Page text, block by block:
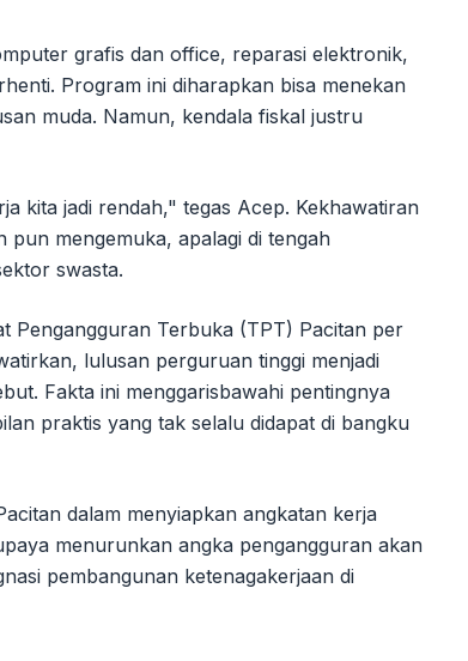
grafis dan office, reparasi elektronik,
Program ini diharapkan bisa menekan
muda. Namun, kendala fiskal justru
kita jadi rendah," tegas Acep. Kekhawatiran
pun mengemuka, apalagi di tengah
swasta.
Pengangguran Terbuka (TPT) Pacitan per
lulusan perguruan tinggi menjadi
Fakta ini menggarisbawahi pentingnya
praktis yang tak selalu didapat di bangku
dalam menyiapkan angkatan kerja
menurunkan angka pengangguran akan
pembangunan ketenagakerjaan di